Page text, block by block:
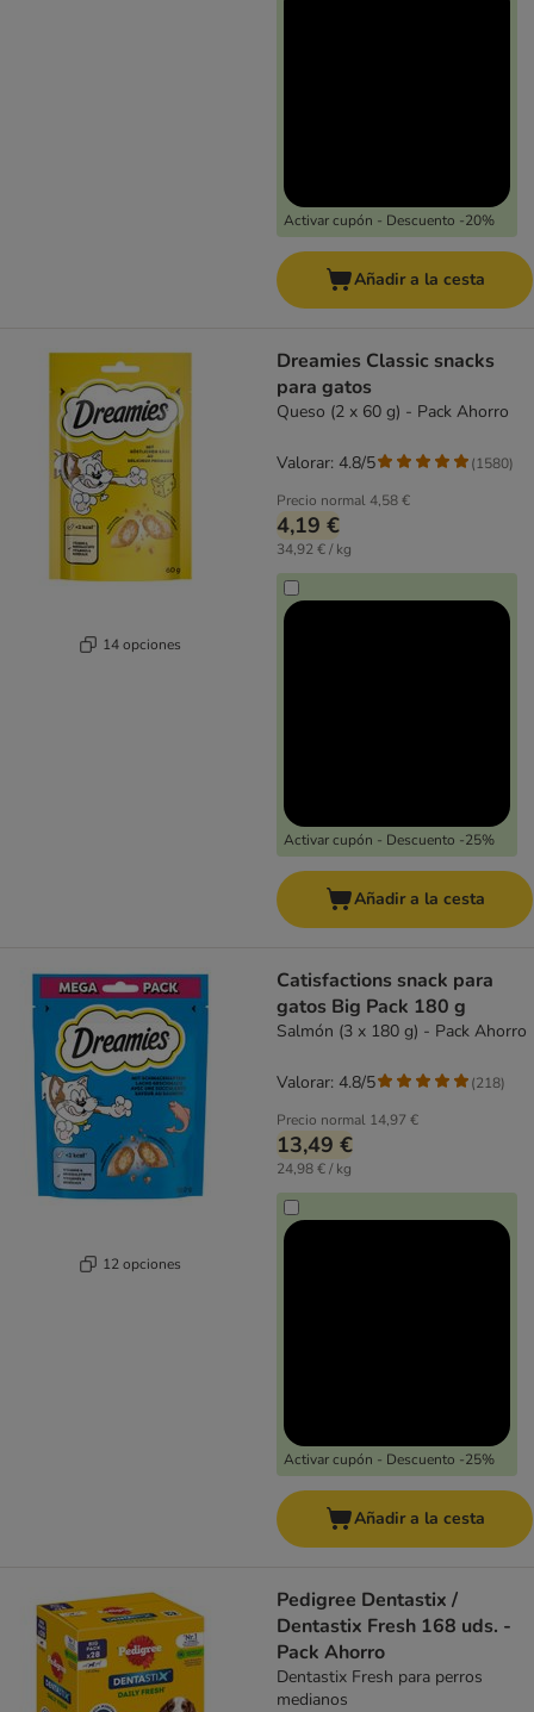
Activar cupón - Descuento -20%
Añadir a la cesta
14 opciones
Dreamies Classic snacks
para gatos
Queso (2 x 60 g) - Pack Ahorro
Precio normal4,58 €
4,19 €
34,92 € / kg
Activar cupón - Descuento -25%
Valorar: 4.8/5 (1580)
Añadir a la cesta
12 opciones
Catisfactions snack para
gatos Big Pack 180 g
Salmón (3 x 180 g) - Pack Ahorro
Precio normal 14,97 €
13,49 €
24,98 € / kg
Activar cupón - Descuento -25%
Valorar: 4.8/5 (218)
Añadir a la cesta
Pedigree Dentastix /
Dentastix Fresh 168 uds. -
Pack Ahorro
Dentastix Fresh para perros
medianos